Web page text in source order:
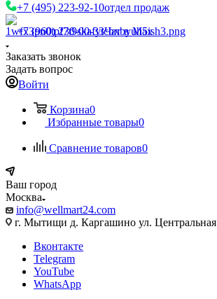
+7 (495) 223-92-10отдел продаж
+7 (960) 230-00-33Чат в Max
Заказать звонок
Задать вопрос
Войти
Корзина0
Избранные товары0
Сравнение товаров0
Ваш город
Москва
info@wellmart24.com
г. Мытищи д. Каргашино ул. Центральная
Вконтакте
Telegram
YouTube
WhatsApp